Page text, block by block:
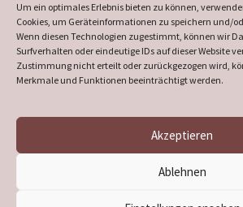
Um ein optimales Erlebnis bieten zu können,
Cookies, um Geräteinformationen zu speichern und/
Wenn diesen Technologien zugestimmt, können wir
Surfverhalten oder eindeutige IDs auf dieser Website
Zustimmung nicht erteilt oder zurückgezogen wird,
Merkmale und Funktionen beeinträchtigt werden.
Akzeptieren
Ablehnen
supported by DÖ
Heimatverein Verl– Alle